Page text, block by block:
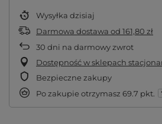
Wysyłka dzisiaj
Darmowa dostawa od 161,80 zł
30 dni na darmowy zwrot
Dostępność w sklepach
Bezpieczne zakupy
Po zakupie otrzymasz 69.7 pkt.